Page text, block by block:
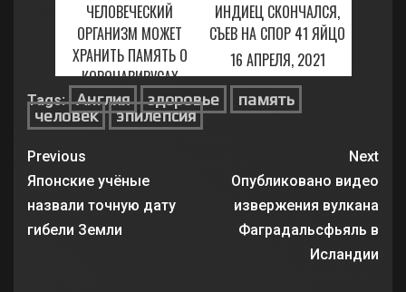
ЧЕЛОВЕЧЕСКИЙ
ОРГАНИЗМ МОЖЕТ
ХРАНИТЬ ПАМЯТЬ О
КОРОНАВИРУСАХ
24 ЯНВАРЯ, 2021
ИНДИЕЦ СКОНЧАЛСЯ,
СЪЕВ НА СПОР 41 ЯЙЦО
16 АПРЕЛЯ, 2021
Tags: Англия здоровье
память
человек
эпилепсия
Previous
Японские учёные
назвали точную дату
гибели Земли
Next
Опубликовано видео
извержения вулкана
Фаградальсфьяль в
Исландии